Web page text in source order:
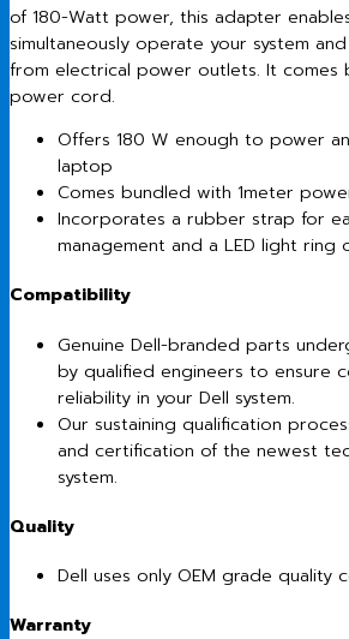
of 180-Watt power, this adapter
simultaneously operate your system
from electrical power outlets. It comes
power cord.
Offers 180 W enough to power
laptop
Comes bundled with 1meter
Incorporates a rubber strap for
management and a LED light ring
Compatibility
Genuine Dell-branded parts
by qualified engineers to ensure
reliability in your Dell system.
Our sustaining qualification
and certification of the newest
system.
Quality
Dell uses only OEM grade quality
Warranty